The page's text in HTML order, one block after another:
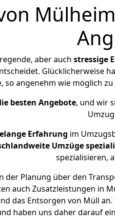
aber auch stressige
Glücklicherweise
so angenehm wie möglich
besten Angebote, und wir
Erfahrung im
Umzüge
spezialisieren,
der Planung über den
auch Zusatzleistungen in
das Entsorgen von Müll
haben uns daher darauf